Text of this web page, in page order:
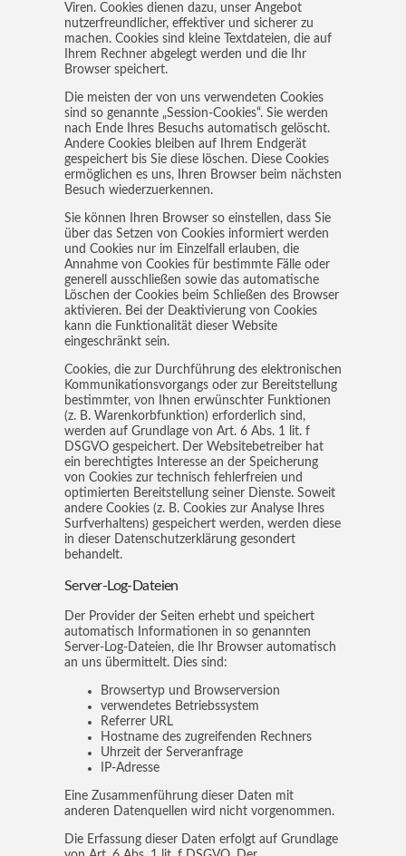
Viren. Cookies dienen dazu, unser Angebot
nutzerfreundlicher, effektiver und sicherer zu
machen. Cookies sind kleine Textdateien, die auf
Ihrem Rechner abgelegt werden und die Ihr
Browser speichert.
Die meisten der von uns verwendeten Cookies
sind so genannte „Session-Cookies“. Sie werden
nach Ende Ihres Besuchs automatisch gelöscht.
Andere Cookies bleiben auf Ihrem Endgerät
gespeichert bis Sie diese löschen. Diese Cookies
ermöglichen es uns, Ihren Browser beim nächsten
Besuch wiederzuerkennen.
Sie können Ihren Browser so einstellen, dass Sie
über das Setzen von Cookies informiert werden
und Cookies nur im Einzelfall erlauben, die
Annahme von Cookies für bestimmte Fälle oder
generell ausschließen sowie das automatische
Löschen der Cookies beim Schließen des Browser
aktivieren. Bei der Deaktivierung von Cookies
kann die Funktionalität dieser Website
eingeschränkt sein.
Cookies, die zur Durchführung des elektronischen
Kommunikationsvorgangs oder zur Bereitstellung
bestimmter, von Ihnen erwünschter Funktionen
(z. B. Warenkorbfunktion) erforderlich sind,
werden auf Grundlage von Art. 6 Abs. 1 lit. f
DSGVO gespeichert. Der Websitebetreiber hat
ein berechtigtes Interesse an der Speicherung
von Cookies zur technisch fehlerfreien und
optimierten Bereitstellung seiner Dienste. Soweit
andere Cookies (z. B. Cookies zur Analyse Ihres
Surfverhaltens) gespeichert werden, werden diese
in dieser Datenschutzerklärung gesondert
behandelt.
Server-Log-Dateien
Der Provider der Seiten erhebt und speichert
automatisch Informationen in so genannten
Server-Log-Dateien, die Ihr Browser automatisch
an uns übermittelt. Dies sind:
Browsertyp und Browserversion
verwendetes Betriebssystem
Referrer URL
Hostname des zugreifenden Rechners
Uhrzeit der Serveranfrage
IP-Adresse
Eine Zusammenführung dieser Daten mit
anderen Datenquellen wird nicht vorgenommen.
Die Erfassung dieser Daten erfolgt auf Grundlage